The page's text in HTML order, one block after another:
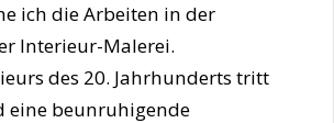
ich die Arbeiten in der
Interieur-Malerei.
des 20. Jahrhunderts tritt
eine beunruhigende